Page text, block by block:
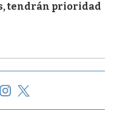
tendrán prioridad